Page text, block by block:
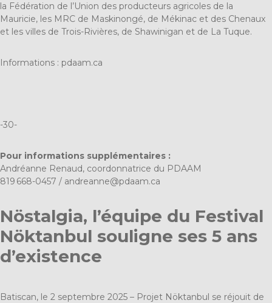
la Fédération de l’Union des producteurs agricoles de la
Mauricie, les MRC de Maskinongé, de Mékinac et des Chenaux
et les villes de Trois-Rivières, de Shawinigan et de La Tuque.
Informations : pdaam.ca
-30-
Pour informations supplémentaires :
Andréanne Renaud, coordonnatrice du PDAAM
819 668-0457 / andreanne@pdaam.ca
Nöstalgia, l’équipe du Festival
Nöktanbul souligne ses 5 ans
d’existence
Batiscan, le 2 septembre 2025 – Projet Nöktanbul se réjouit de